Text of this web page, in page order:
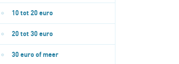
10 tot 20 euro
20 tot 30 euro
30 euro of meer